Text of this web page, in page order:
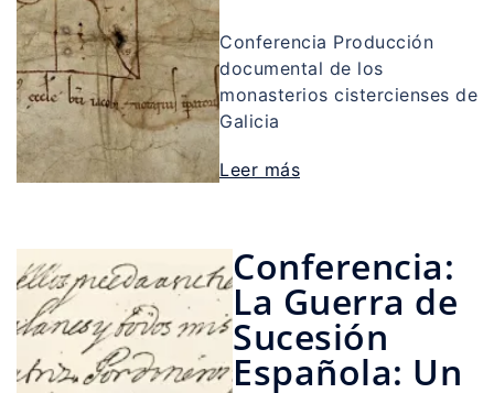
Conferencia Producción
documental de los
monasterios cistercienses de
Galicia
Leer más
Conferencia:
La Guerra de
Sucesión
Española: Un